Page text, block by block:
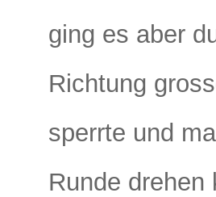
ging es aber
Richtung
sperrte und
Runde drehen